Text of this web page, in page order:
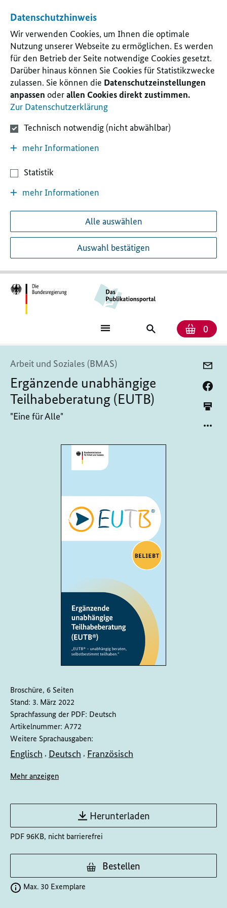
Datenschutzhinweis
Wir verwenden Cookies, um Ihnen die optimale
Nutzung unserer Webseite zu ermöglichen. Es werden
für den Betrieb der Seite notwendige Cookies gesetzt.
Darüber hinaus können Sie Cookies für Statistikzwecke
zulassen. Sie können die Datenschutzeinstellungen
anpassen oderallen Cookies direkt zustimmen.
Zur Datenschutzerklärung
Technisch notwendig (nicht abwählbar)
mehr Informationen
Statistik
mehr Informationen
Alle auswählen
Auswahl bestätigen
0
Arbeit und Soziales (BMAS)
Ergänzende unabhängige
Teilhabeberatung (EUTB)
"Eine für Alle"
Broschüre, 6 Seiten
Stand: 3. März 2022
Sprachfassung der PDF: Deutsch
Artikelnummer: A772
Weitere Sprachausgaben:
Englisch , Deutsch , Französisch
Mehr anzeigen
Herunterladen
PDF 96KB, nicht barrierefrei
Bestellen
Max. 30 Exemplare